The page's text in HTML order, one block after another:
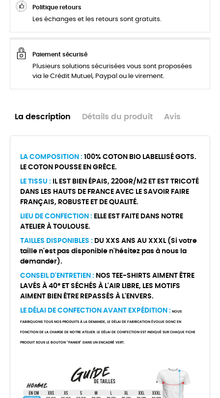
Politique retours
Les échanges et les retours sont gratuits.
Paiement sécurisé
Plusieurs solutions sécurisées vous sont proposées
via le Crédit Mutuel, Paypal ou le virement.
La description Détails du produit Avis
LA COMPOSITION : 100% COTON BIO LABELLISÉ GOTS.
LE COTON POUSSE EN GRÊCE.
LE TISSU : IL EST BIEN ÉPAIS, 220GR/M2 ET EST TRICOTÉ
DANS LES HAUTS DE FRANCE AVEC LE SAVOIR FAIRE
FRANÇAIS, ROBUSTE ET DE QUALITÉ.
LIEU DE CONFECTION : ELLE EST FAITE DANS NOTRE
ATELIER À TOULOUSE.
TAILLES DISPONIBLES : DU XXS ANS AU XXXL (Si votre
taille n'est pas disponible n'hésitez pas à nous la
demander).
CONSEIL D'ENTRETIEN : NOS TEE-SHIRTS AIMENT ÊTRE
LAVÉS À 40° ET SÉCHÉS À L'AIR LIBRE, LES MOTIFS
AIMENT BIEN ÊTRE REPASSÉS À L'ENVERS.
LE DÉLAI DE CONFECTION AVANT EXPÉDITION : NOUS
FABRIQUONS TOUS NOS PRODUITS À LA DEMANDE, LE DÉLAI DE FABRICATION ÉVOLUE DONC EN
FONCTION DE LA CHARGE DE NOTRE ATELIER. LE DÉLAI DE CONFECTION EST INDIQUÉ SUR CHAQUE FICHE
PRODUIT SOUS LE BOUTON "PANIER" DANS UN ENCADRÉ VERT.